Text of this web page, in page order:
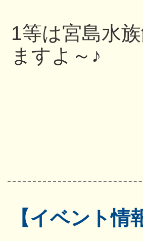
1等は宮島水
ますよ～♪
【イベント